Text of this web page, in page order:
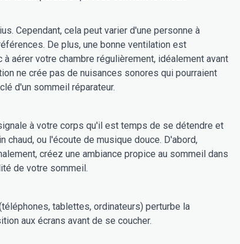
Cependant, cela peut varier d'une personne à
De plus, une bonne ventilation est
aérer votre chambre régulièrement, idéalement avant
ne crée pas de nuisances sonores qui pourraient
d'un sommeil réparateur.
à votre corps qu'il est temps de se détendre et
ou l'écoute de musique douce. D'abord,
créez une ambiance propice au sommeil dans
de votre sommeil.
tablettes, ordinateurs) perturbe la
aux écrans avant de se coucher.